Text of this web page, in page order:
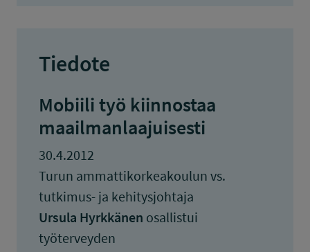
Tiedote
Mobiili työ kiinnostaa
maailmanlaajuisesti
30.4.2012
Turun ammattikorkeakoulun vs.
tutkimus- ja kehitysjohtaja
Ursula Hyrkkänen osallistui
työterveyden